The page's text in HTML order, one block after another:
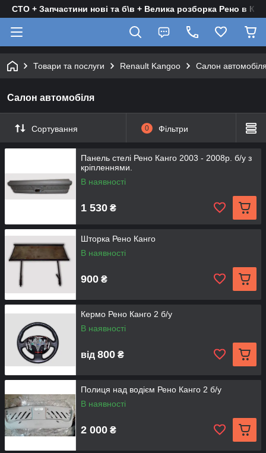
СТО + Запчастини нові та б\в + Велика розборка Рено в
Товари та послуги Renault Kangoo Салон
Салон автомобіля
Сортування 0 Фільтри
Панель стелі Рено Канго 2003 - 2008р. б/у з
кріпленнями.
В наявності
1 530 ₴
Шторка Рено Канго
В наявності
900 ₴
Кермо Рено Канго 2 б/у
В наявності
від 800 ₴
Полиця над водієм Рено Канго 2 б/у
В наявності
2 000 ₴